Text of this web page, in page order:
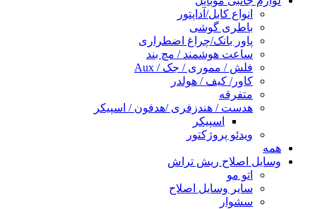
انواع کابل/آداپتور
باطری گوشی
پاور بانک/چراغ اضطراری
ساعت هوشمند / مچ بند
فلش / مموری / جک / Aux
کاور/ کیف / هولدر
متفرقه
هدست / هندزفری /هدفون / اسپیکر
اسپیکر
ویدئو پروژکتور
همه
وسایل اصلاح ریش تراش
اتو مو
سایر وسایل اصلاح
سشوار